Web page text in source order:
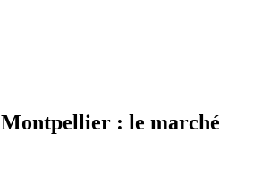
Montpellier : le marché